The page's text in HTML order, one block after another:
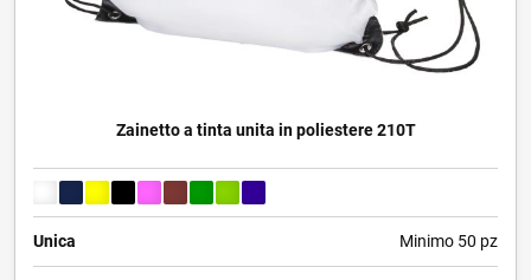
Zainetto a tinta unita in poliestere 210T
Unica Minimo 50 pz